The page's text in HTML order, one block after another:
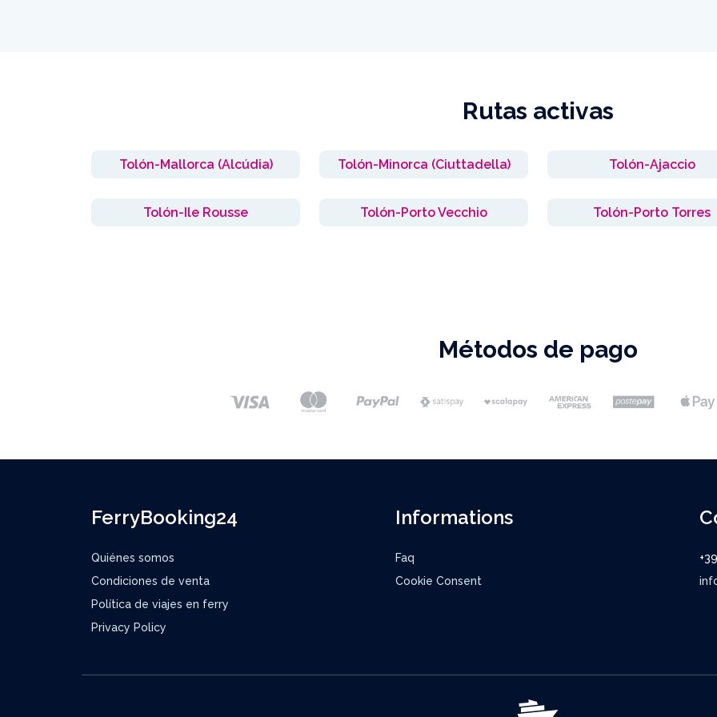
Rutas activas
Tolón-Mallorca (Alcúdia) Tolón-Minorca (Ciuttadella) Tolón-Ajaccio
Tolón-Ile Rousse Tolón-Porto Vecchio Tolón-Porto Torres
Métodos de pago
FerryBooking24
Quiénes somos
Condiciones de venta
Política de viajes en ferry
Privacy Policy
Informations
Faq
Cookie Consent